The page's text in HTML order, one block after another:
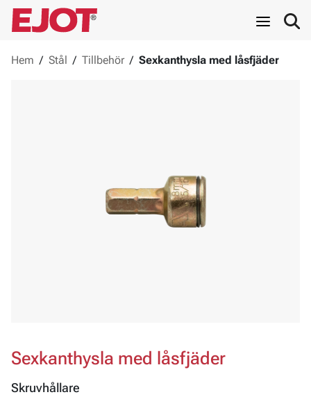
Hem / Stål / Tillbehör / Sexkanthysla med låsfjäder
Sexkanthysla med låsfjäder
Skruvhållare